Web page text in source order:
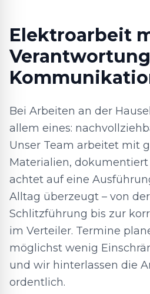
Elektroarbeit
Bei Arbeiten an der
allem eines:
Unser Team arbeitet mit
Materialien, dokumentiert
achtet auf eine
Alltag überzeugt – von
Schlitzführung bis zur
im Verteiler. Termine
möglichst wenig
und wir hinterlassen die
ordentlich.